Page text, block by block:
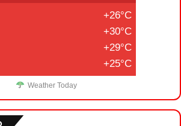
+26°C
+30°C
+29°C
+25°C
Weather Today